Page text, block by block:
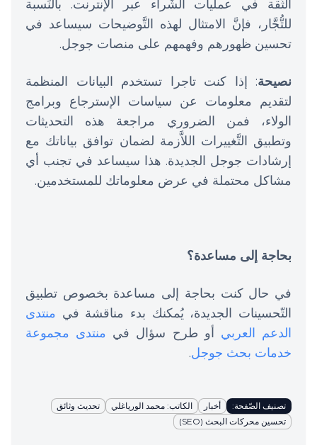
الثِّقة في عمليات الشِّراء عبر الإنترنت. بالنِّسبة
للتُّجَّار، فإنَّ الامتثال لهذه التَّوضيحات سيساعد في
تحسين ظهورهم وفهمهم على منصات جوجل.
نصيحة: إذا كنت تاجرا تستخدم البيانات المنظمة
لتقديم معلومات عن سياسات الإسترجاع وبرامج
الولاء، فمن الضروري مراجعة هذه التحديثات
وتطبيق التَّغييرات اللاَّزمة لضمان توافق بياناتك مع
إرشادات جوجل الجديدة. هذا سيساعد في تجنب أي
مشاكل محتملة في عرض معلوماتك للمستخدمين.
بحاجة إلى مساعدة؟
في حال كنت بحاجة إلى مساعدة بخصوص تطبيق
التّحسينات الجديدة، يُمكنك بدء مناقشة في منتدى
الدعم العربي أو طرح سؤال في منتدى مجموعة
خدمات بحث جوجل.
تصنيف الصّفحة: أخبار الكاتب: محمد الورياغلي
تحديث وثائق
تحسين محركات البحث (SEO)